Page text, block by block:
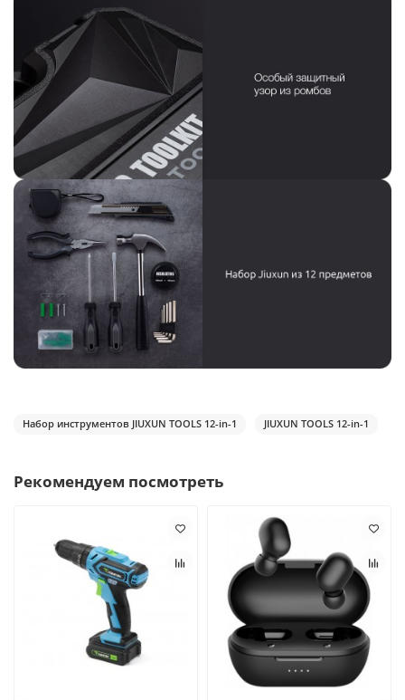
Набор инструментов JIUXUN TOOLS 12-in-1 JIUXUN TOOLS 12-in-1
Рекомендуем посмотреть